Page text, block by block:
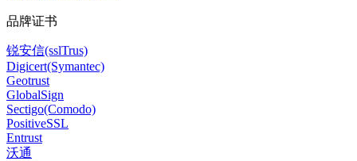
品牌证书
锐安信(sslTrus)
Digicert(Symantec)
Geotrust
GlobalSign
Sectigo(Comodo)
PositiveSSL
Entrust
沃通